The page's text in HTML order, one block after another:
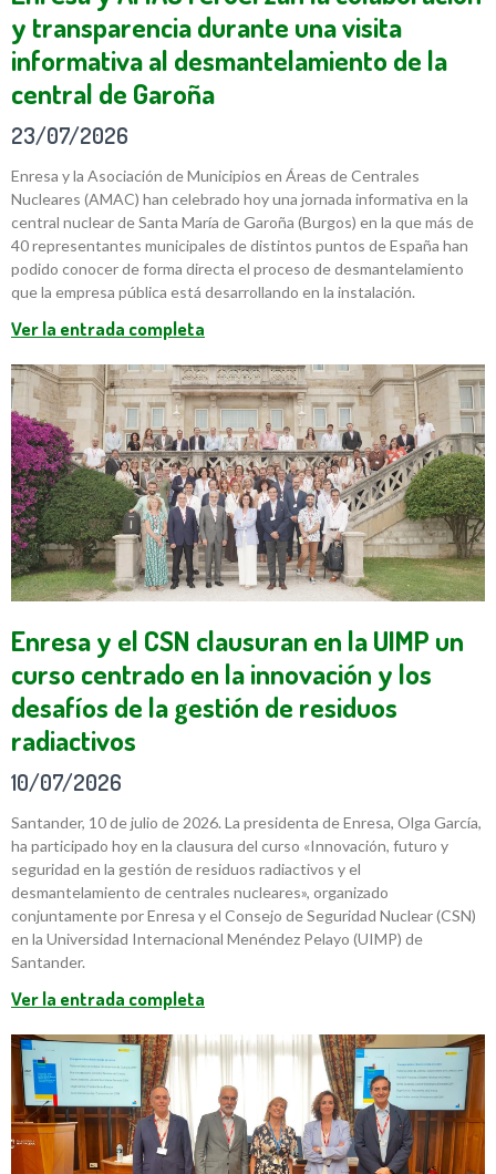
y transparencia durante una visita
informativa al desmantelamiento de la
central de Garoña
23/07/2026
Enresa y la Asociación de Municipios en Áreas de Centrales
Nucleares (AMAC) han celebrado hoy una jornada informativa en la
central nuclear de Santa María de Garoña (Burgos) en la que más de
40 representantes municipales de distintos puntos de España han
podido conocer de forma directa el proceso de desmantelamiento
que la empresa pública está desarrollando en la instalación.
Ver la entrada completa
Enresa y el CSN clausuran en la UIMP un
curso centrado en la innovación y los
desafíos de la gestión de residuos
radiactivos
10/07/2026
Santander, 10 de julio de 2026. La presidenta de Enresa, Olga García,
ha participado hoy en la clausura del curso «Innovación, futuro y
seguridad en la gestión de residuos radiactivos y el
desmantelamiento de centrales nucleares», organizado
conjuntamente por Enresa y el Consejo de Seguridad Nuclear (CSN)
en la Universidad Internacional Menéndez Pelayo (UIMP) de
Santander.
Ver la entrada completa